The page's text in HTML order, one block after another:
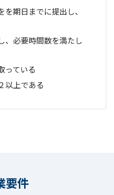
期日までに提出し、
、必要時間数を満たし
っている
以上である
要件